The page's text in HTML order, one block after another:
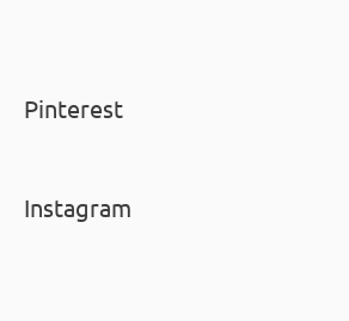
Pinterest
Instagram